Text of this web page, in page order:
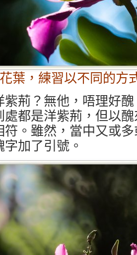
葉，練習以不同的方
紫荊？無他，唔理好
處都是洋紫荊，但以
符。雖然，當中又或
加了引號。